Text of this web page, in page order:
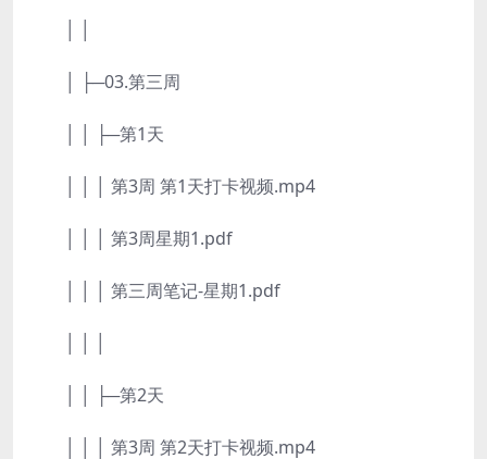
│ ├─03.第三周
│ │ ├─第1天
│ │ │ 第3周 第1天打卡视频.mp4
│ │ │ 第3周星期1.pdf
│ │ │ 第三周笔记-星期1.pdf
│ │ ├─第2天
│ │ │ 第3周 第2天打卡视频.mp4